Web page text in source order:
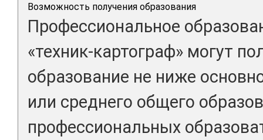
Возможность получения образования
Профессиональное
«техник-картограф» могут
образование не ниже
или среднего общего
профессиональных